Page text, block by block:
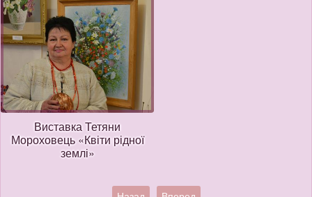
Виставка Тетяни
Мороховець «Квіти рідної
землі»